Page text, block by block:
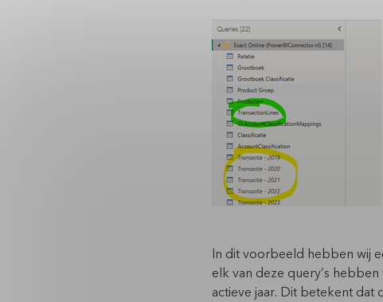
In dit voorbeeld hebben wij
elk van deze query’s
actieve jaar. Dit betekent dat